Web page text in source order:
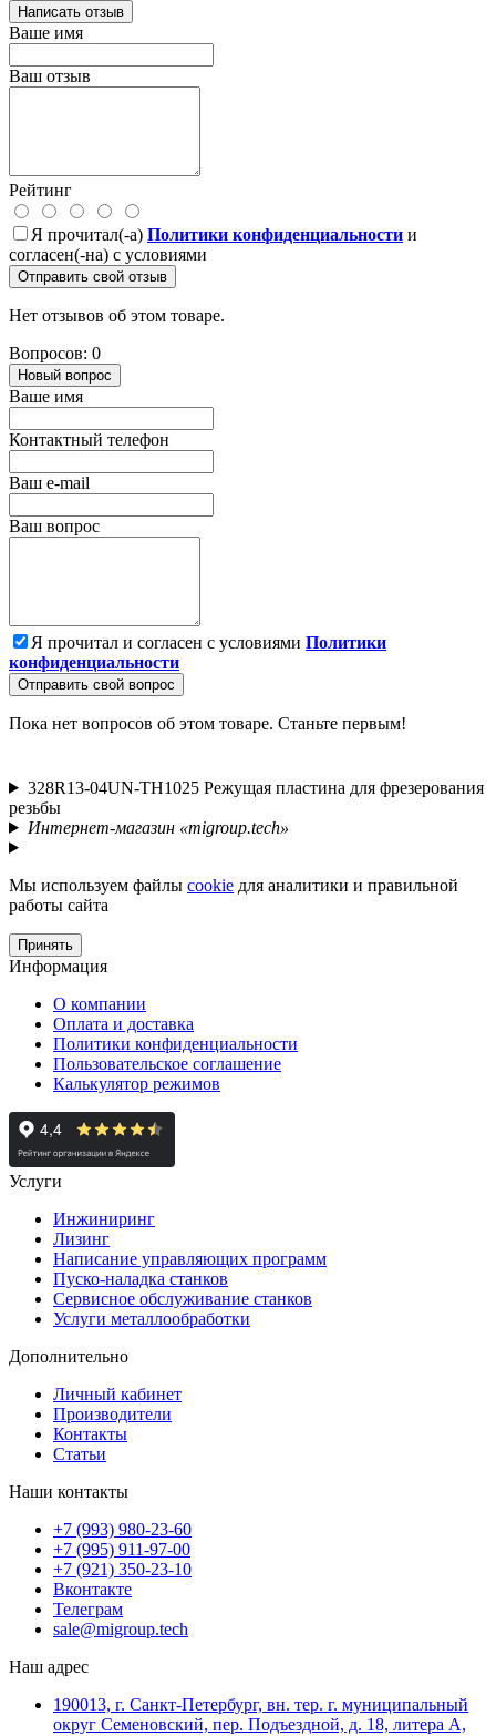
Написать отзыв
Ваше имя
Ваш отзыв
Рейтинг
Я прочитал(-а) Политики конфиденциальности и
согласен(-на) с условиями
Отправить свой отзыв
Нет отзывов об этом товаре.
Вопросов: 0
Новый вопрос
Ваше имя
Контактный телефон
Ваш e-mail
Ваш вопрос
Я прочитал и согласен с условиями Политики
конфиденциальности
Отправить свой вопрос
Пока нет вопросов об этом товаре. Станьте первым!
328R13-04UN-TH1025 Режущая пластина для фрезерования
резьбы
Интернет-магазин «migroup.tech»
Мы используем файлы cookie для аналитики и правильной
работы сайта
Принять
Информация
О компании
Оплата и доставка
Политики конфиденциальности
Пользовательское соглашение
Калькулятор режимов
Услуги
Инжиниринг
Лизинг
Написание управляющих программ
Пуско-наладка станков
Сервисное обслуживание станков
Услуги металлообработки
Дополнительно
Личный кабинет
Производители
Контакты
Статьи
Наши контакты
+7 (993) 980-23-60
+7 (995) 911-97-00
+7 (921) 350-23-10
Вконтакте
Телеграм
sale@migroup.tech
Наш адрес
190013, г. Санкт-Петербург, вн. тер. г. муниципальный
округ Семеновский, пер. Подъездной, д. 18, литера А,